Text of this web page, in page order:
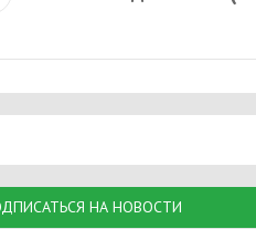
НА НОВОСТИ